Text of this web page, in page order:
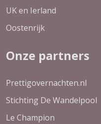
UK en Ierland
Oostenrijk
Onze partners
Prettigovernachten.nl
Stichting De Wandelpool
Le Champion